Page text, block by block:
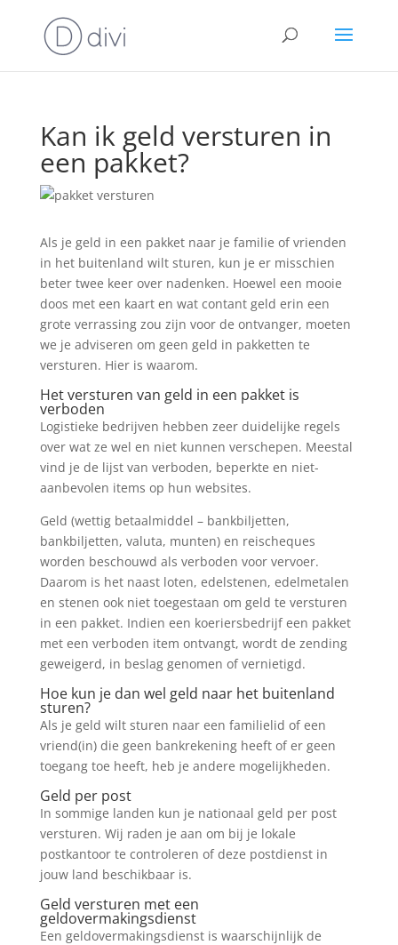
Kan ik geld versturen in
een pakket?
Als je geld in een pakket naar je familie of vrienden
in het buitenland wilt sturen, kun je er misschien
beter twee keer over nadenken. Hoewel een mooie
doos met een kaart en wat contant geld erin een
grote verrassing zou zijn voor de ontvanger, moeten
we je adviseren om geen geld in pakketten te
versturen. Hier is waarom.
Het versturen van geld in een pakket is
verboden
Logistieke bedrijven hebben zeer duidelijke regels
over wat ze wel en niet kunnen verschepen. Meestal
vind je de lijst van verboden, beperkte en niet-
aanbevolen items op hun websites.
Geld (wettig betaalmiddel – bankbiljetten,
bankbiljetten, valuta, munten) en reischeques
worden beschouwd als verboden voor vervoer.
Daarom is het naast loten, edelstenen, edelmetalen
en stenen ook niet toegestaan om geld te versturen
in een pakket. Indien een koeriersbedrijf een pakket
met een verboden item ontvangt, wordt de zending
geweigerd, in beslag genomen of vernietigd.
Hoe kun je dan wel geld naar het buitenland
sturen?
Als je geld wilt sturen naar een familielid of een
vriend(in) die geen bankrekening heeft of er geen
toegang toe heeft, heb je andere mogelijkheden.
Geld per post
In sommige landen kun je nationaal geld per post
versturen. Wij raden je aan om bij je lokale
postkantoor te controleren of deze postdienst in
jouw land beschikbaar is.
Geld versturen met een
geldovermakingsdienst
Een geldovermakingsdienst is waarschijnlijk de